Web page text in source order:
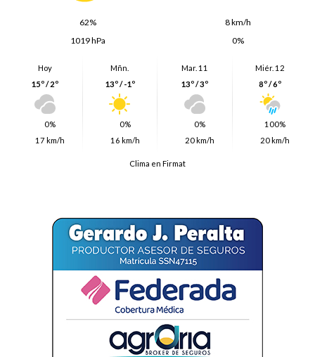
62%
8 km/h
1019 hPa
0%
Hoy
15º / 2º
0%
17 km/h
Mñn.
13º / -1º
0%
16 km/h
Mar. 11
13º / 3º
0%
20 km/h
Miér. 12
8º / 6º
100%
20 km/h
Clima en Firmat